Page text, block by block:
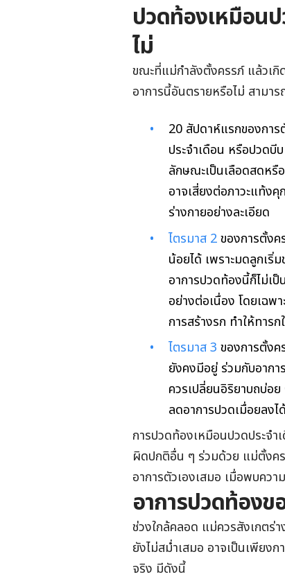
ปวดท้องเหมือน
ไม่
ขณะที่แม่กำลังตั้งครรภ์ แล้วเกิ
อาการนี้อันตรายหรือไม่ สามา
20 สัปดาห์แรกของกา
ประจำเดือน หรือปวด
ลักษณะเป็นเลือดสดหรื
อาจเสี่ยงต่อภาวะแท้งคุ
ร่างกายอย่างละเอียด
ไตรมาส 2ของการตั้งค
น้อยได้ เพราะมดลูกเริ่
อาการปวดท้องนี้ก็ไม่เ
อย่างต่อเนื่อง โดยเฉพ
การสร้างรก ทำให้ทาร
ไตรมาส3 ของการตั้ง
ยังคงมีอยู่ ร่วมกับอากา
ควรเปลี่ยนอิริยาบถบ่อ
ลดอาการปวดเมื่อยลงไ
การปวดท้องเหมือนปวดประจํา
ผิดปกติอื่น ๆ ร่วมด้วย แม่ตั้งค
อาการตัวเองเสมอ เมื่อพบค
อาการปวดท้อง
ช่วงใกล้คลอด แม่ควรสังเกตร่
ยังไม่สม่ำเสมอ อาจเป็นเพียงก
จริง มีดังนี้